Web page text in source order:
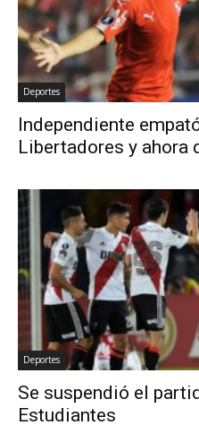
Deportes
Independiente
Libertadores y ahora
Deportes
Se suspendió el
Estudiantes